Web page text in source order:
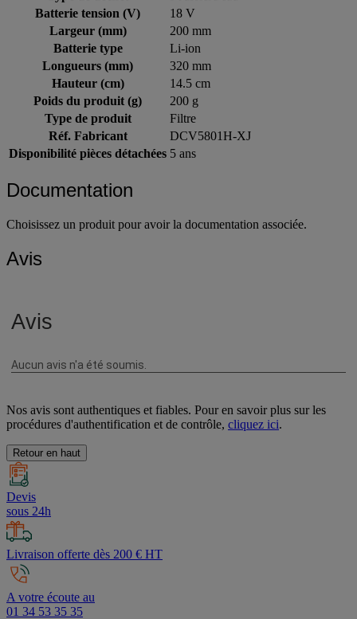
Batterie tension (V)
18 V
Largeur (mm)
200 mm
Batterie type
Li-ion
Longueurs (mm)
320 mm
Hauteur (cm)
14.5 cm
Poids du produit (g)
200 g
Type de produit
Filtre
Réf. Fabricant
DCV5801H-XJ
Disponibilité pièces détachées 5 ans
Documentation
Choisissez un produit pour avoir la documentation associée.
Avis
Nos avis sont authentiques et fiables. Pour en savoir plus sur les
procédures d'authentification et de contrôle, cliquez ici.
Retour en haut
Devis
sous 24h
Livraison offerte dès 200 € HT
A votre écoute au
01 34 53 35 35